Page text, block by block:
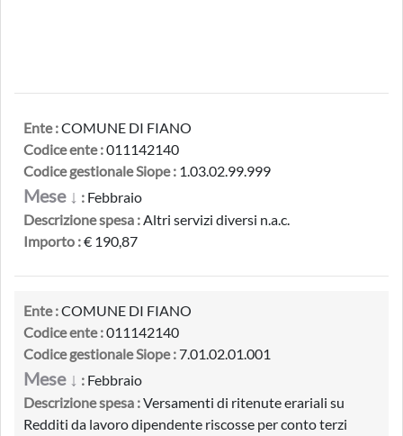
Ente :COMUNE DI FIANO
Codice ente :011142140
Codice gestionale Siope : 1.03.02.99.999
Mese ↓ : Febbraio
Descrizione spesa :Altri servizi diversi n.a.c.
Importo :€ 190,87
Ente :COMUNE DI FIANO
Codice ente :011142140
Codice gestionale Siope :7.01.02.01.001
Mese ↓ : Febbraio
Descrizione spesa :Versamenti di ritenute erariali su
Redditi da lavoro dipendente riscosse per conto terzi